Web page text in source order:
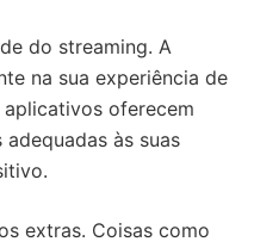
do streaming. A
na sua experiência de
oferecem
às suas
extras. Coisas como